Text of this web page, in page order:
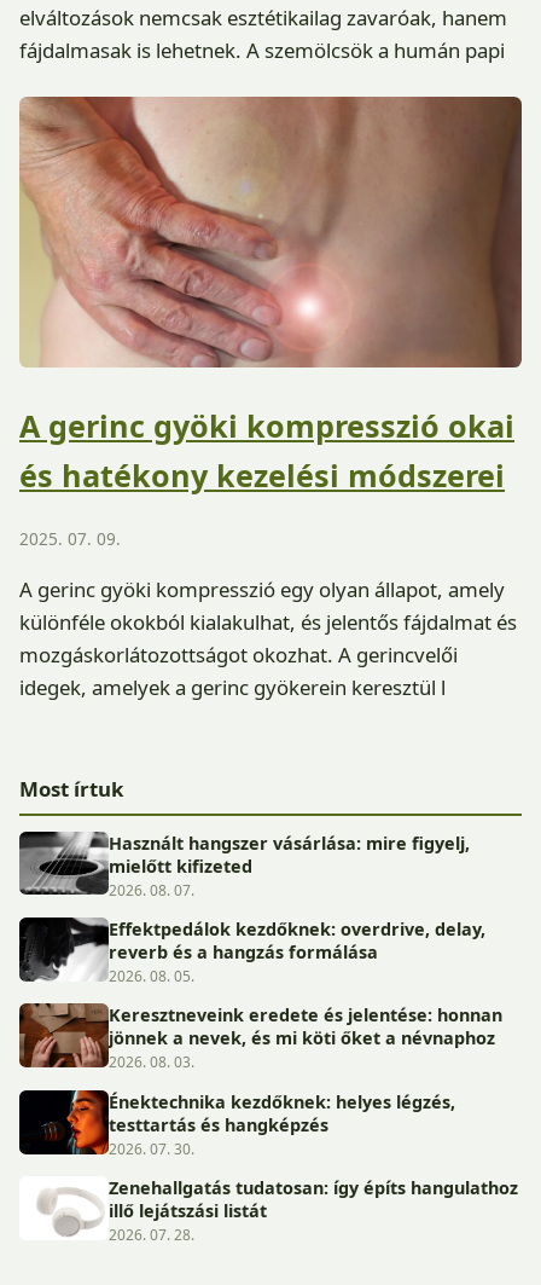
elváltozások nemcsak esztétikailag zavaróak, hanem
fájdalmasak is lehetnek. A szemölcsök a humán papi
A gerinc gyöki kompresszió okai
és hatékony kezelési módszerei
2025. 07. 09.
A gerinc gyöki kompresszió egy olyan állapot, amely
különféle okokból kialakulhat, és jelentős fájdalmat és
mozgáskorlátozottságot okozhat. A gerincvelői
idegek, amelyek a gerinc gyökerein keresztül l
Most írtuk
Használt hangszer vásárlása: mire figyelj,
mielőtt kifizeted
2026. 08. 07.
Effektpedálok kezdőknek: overdrive, delay,
reverb és a hangzás formálása
2026. 08. 05.
Keresztneveink eredete és jelentése: honnan
jönnek a nevek, és mi köti őket a névnaphoz
2026. 08. 03.
Énektechnika kezdőknek: helyes légzés,
testtartás és hangképzés
2026. 07. 30.
Zenehallgatás tudatosan: így építs hangulathoz
illő lejátszási listát
2026. 07. 28.